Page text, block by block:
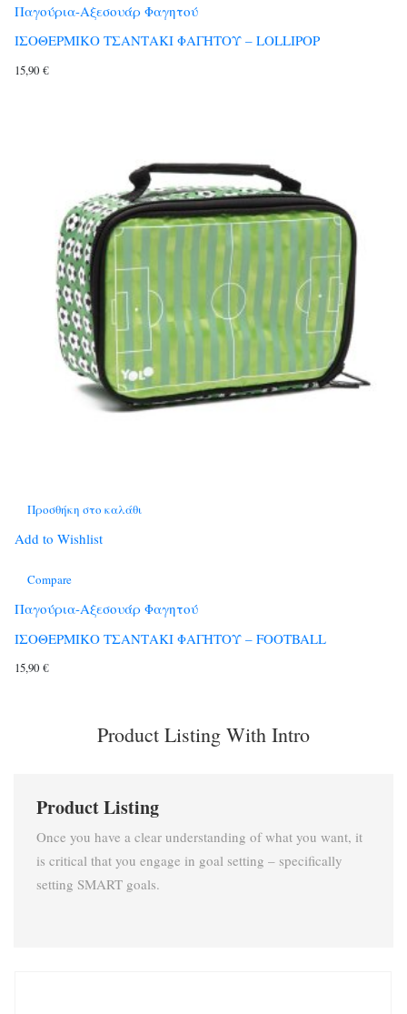
Παγούρια-Αξεσουάρ Φαγητού
ΙΣΟΘΕΡΜΙΚΟ ΤΣΑΝΤΑΚΙ ΦΑΓΗΤΟΥ – LOLLIPOP
15,90 €
Προσθήκη στο καλάθι
Add to Wishlist
Compare
Παγούρια-Αξεσουάρ Φαγητού
ΙΣΟΘΕΡΜΙΚΟ ΤΣΑΝΤΑΚΙ ΦΑΓΗΤΟΥ – FOOTBALL
15,90 €
Product Listing With Intro
Product Listing
Once you have a clear understanding of what you want, it
is critical that you engage in goal setting – specifically
setting SMART goals.